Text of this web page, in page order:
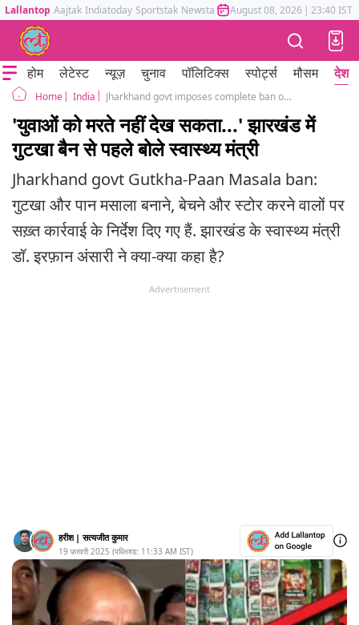
Lallantop Aajtak Indiatoday Sportstak Newstak Mumbai Tak Astrotak
August 08, 2026 | 23:40 IST
होम लेटेस्ट न्यूज़ चुनाव पॉलिटिक्स स्पोर्ट्स मौसम देश
Home India Jharkhand govt imposes complete ban on Gutkha and Paan Masala containing tobacco nicotine
'युवाओं को मरते नहीं देख सकता...' झारखंड में
गुटखा बैन से पहले बोले स्वास्थ्य मंत्री
Jharkhand govt Gutkha-Paan Masala ban:
गुटखा और पान मसाला बनाने, बेचने और स्टोर करने वालों पर
सख़्त कार्रवाई के निर्देश दिए गए हैं. झारखंड के स्वास्थ्य मंत्री
डॉ. इरफ़ान अंसारी ने क्या-क्या कहा है?
Advertisement
हरीश | सत्यजीत कुमार
19 फ़रवरी 2025 (पब्लिश्ड: 11:33 AM IST)